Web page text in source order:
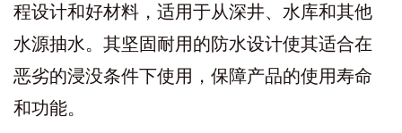
程设计和好材料，适用于从深井、水库和其他
水源抽水。其坚固耐用的防水设计使其适合在
恶劣的浸没条件下使用，保障产品的使用寿命
和功能。